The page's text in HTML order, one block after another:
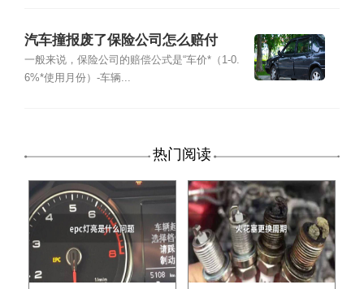
汽车撞报废了保险公司怎么赔付
一般来说，保险公司的赔偿公式是“车价*（1-0.
6%*使用月份）-车辆...
热门阅读